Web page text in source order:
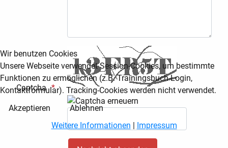
Captcha
Wir benutzen Cookies
Unsere Webseite verwendet Session-Cookies, um bestimmte
Funktionen zu ermöglichen (z.B. Trainingsbuch-Login,
Kontaktformular). Tracking-Cookies werden nicht verwendet.
Akzeptieren
Ablehnen
Weitere Informationen | Impressum